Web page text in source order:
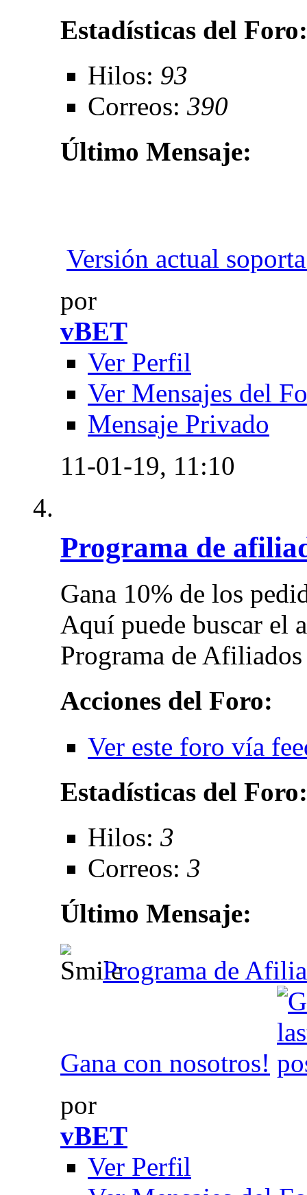
Estadísticas del Foro:
Hilos: 93
Correos: 390
Último Mensaje:
Versión actual
por
vBET
Ver Perfil
Ver Mensajes del
Mensaje Privado
11-01-19, 11:10
Programa de
Gana 10% de los
Aquí puede buscar el
Programa de
Acciones del Foro:
Ver este foro vía
Estadísticas del Foro:
Hilos: 3
Correos: 3
Último Mensaje:
Programa de
Gana con nosotros!
por
vBET
Ver Perfil